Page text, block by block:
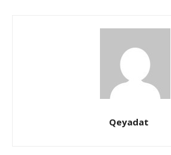
Qeyadat